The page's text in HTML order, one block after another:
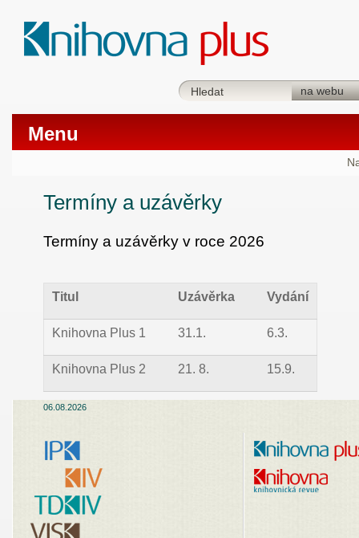
Menu
Termíny a uzávěrky
Termíny a uzávěrky v roce 2026
Titul Uzávěrka Vydání
Knihovna Plus 1 31.1. 6.3.
Knihovna Plus 2 21. 8. 15.9.
06.08.2026